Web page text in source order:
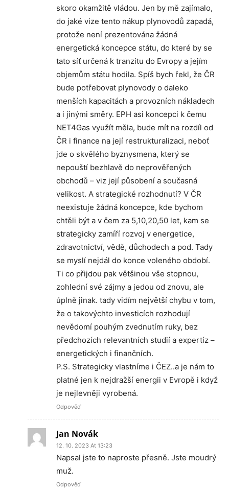
skoro okamžitě vládou. Jen by mě zajímalo,
do jaké vize tento nákup plynovodů zapadá,
protože není prezentována žádná
energetická koncepce státu, do které by se
tato síť určená k tranzitu do Evropy a jejím
objemům státu hodila. Spíš bych řekl, že ČR
bude potřebovat plynovody o daleko
menších kapacitách a provozních nákladech
a i jinými směry. EPH asi koncepci k čemu
NET4Gas využít měla, bude mít na rozdíl od
ČR i finance na její restrukturalizaci, neboť
jde o skvělého byznysmena, který se
nepouští bezhlavě do neprověřených
obchodů – viz její působení a současná
velikost. A strategické rozhodnutí? V ČR
neexistuje žádná koncepce, kde bychom
chtěli být a v čem za 5,10,20,50 let, kam se
strategicky zamíří rozvoj v energetice,
zdravotnictví, vědě, důchodech a pod. Tady
se myslí nejdál do konce voleného období.
Ti co přijdou pak většinou vše stopnou,
zohlední své zájmy a jedou od znovu, ale
úplně jinak. tady vidím největší chybu v tom,
že o takovýchto investicích rozhodují
nevědomí pouhým zvednutím ruky, bez
předchozích relevantních studií a expertíz –
energetických i finančních.
P.S. Strategicky vlastníme i ČEZ..a je nám to
platné jen k nejdražší energii v Evropě i když
je nejlevněji vyrobená.
Odpověď
Jan Novák
12. 10. 2023 At 13:23
Napsal jste to naproste přesně. Jste moudrý
muž.
Odpověď